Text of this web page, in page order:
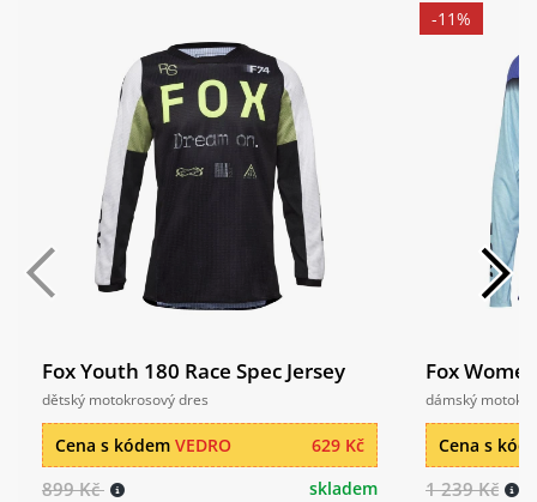
Fox Youth 180 Race Spec Jersey
dětský motokrosový dres
629 Kč
Cena s kódem VEDRO
899 Kč skladem
-11%
Fox
dámský
Cena s
1 239 Kč